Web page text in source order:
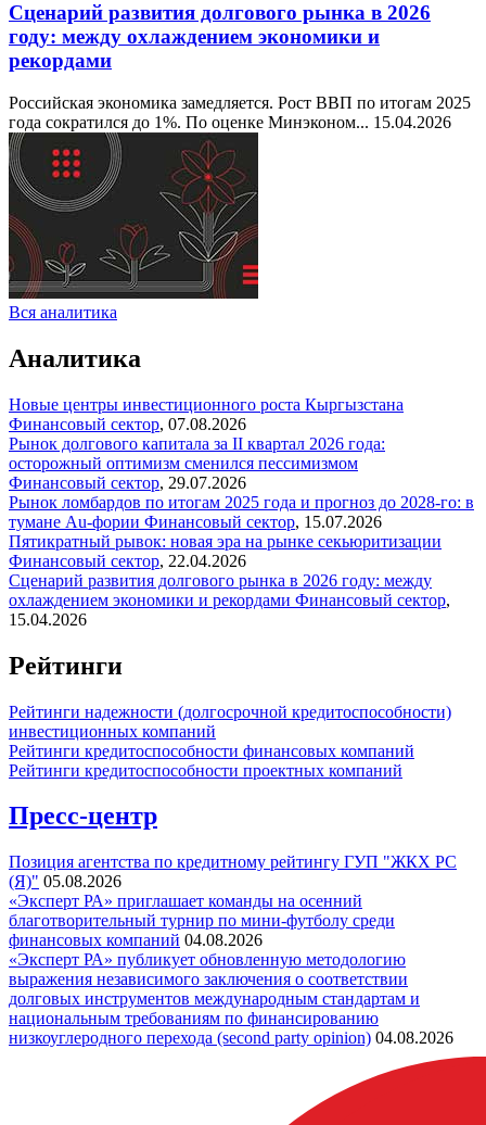
Сценарий развития долгового рынка в 2026
году: между охлаждением экономики и
рекордами
Российская экономика замедляется. Рост ВВП по итогам 2025
года сократился до 1%. По оценке Минэконом... 15.04.2026
Вся аналитика
Аналитика
Новые центры инвестиционного роста Кыргызстана
Финансовый сектор, 07.08.2026
Рынок долгового капитала за II квартал 2026 года:
осторожный оптимизм сменился пессимизмом
Финансовый сектор, 29.07.2026
Рынок ломбардов по итогам 2025 года и прогноз до 2028-го: в
тумане Au-фории Финансовый сектор, 15.07.2026
Пятикратный рывок: новая эра на рынке секьюритизации
Финансовый сектор, 22.04.2026
Сценарий развития долгового рынка в 2026 году: между
охлаждением экономики и рекордами Финансовый сектор,
15.04.2026
Рейтинги
Рейтинги надежности (долгосрочной кредитоспособности)
инвестиционных компаний
Рейтинги кредитоспособности финансовых компаний
Рейтинги кредитоспособности проектных компаний
Пресс-центр
Позиция агентства по кредитному рейтингу ГУП "ЖКХ РС
(Я)" 05.08.2026
«Эксперт РА» приглашает команды на осенний
благотворительный турнир по мини-футболу среди
финансовых компаний 04.08.2026
«Эксперт РА» публикует обновленную методологию
выражения независимого заключения о соответствии
долговых инструментов международным стандартам и
национальным требованиям по финансированию
низкоуглеродного перехода (second party opinion) 04.08.2026